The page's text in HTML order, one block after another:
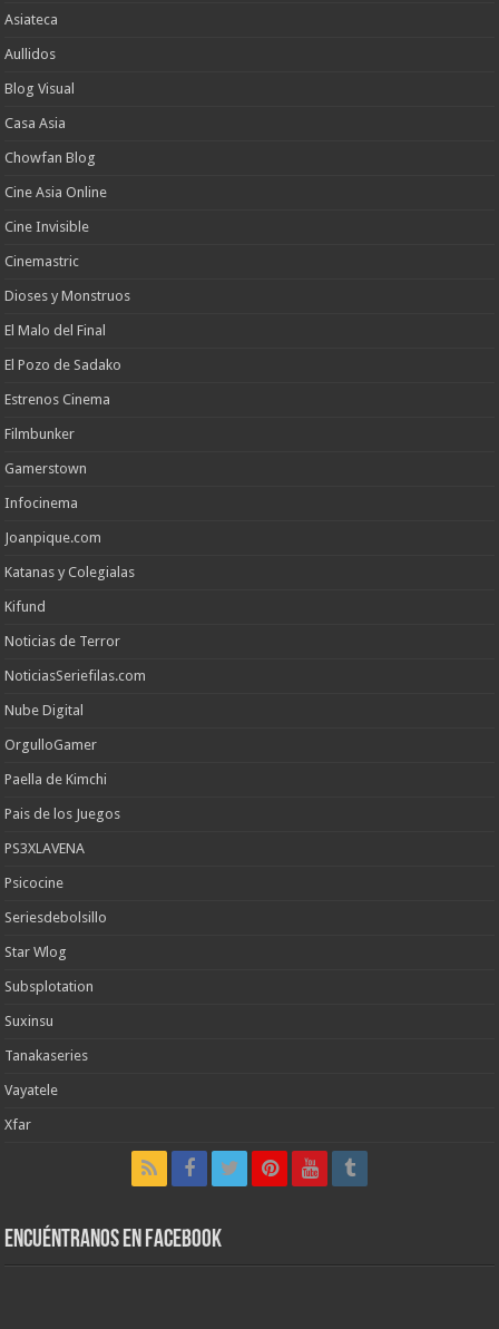
Asiateca
Aullidos
Blog Visual
Casa Asia
Chowfan Blog
Cine Asia Online
Cine Invisible
Cinemastric
Dioses y Monstruos
El Malo del Final
El Pozo de Sadako
Estrenos Cinema
Filmbunker
Gamerstown
Infocinema
Joanpique.com
Katanas y Colegialas
Kifund
Noticias de Terror
NoticiasSeriefilas.com
Nube Digital
OrgulloGamer
Paella de Kimchi
Pais de los Juegos
PS3XLAVENA
Psicocine
Seriesdebolsillo
Star Wlog
Subsplotation
Suxinsu
Tanakaseries
Vayatele
Xfar
Encuéntranos en Facebook